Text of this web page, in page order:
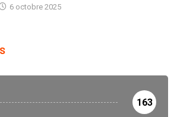
6 octobre 2025
163